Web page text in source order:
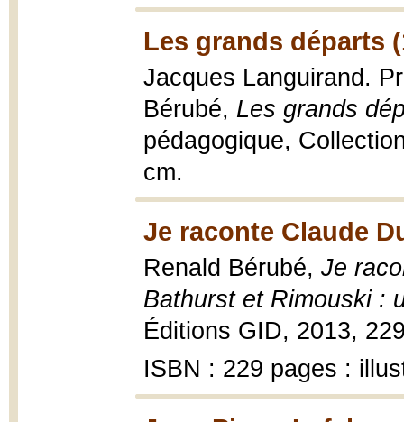
Les grands départs
Jacques Languirand.
Bérubé, Les grands
pédagogique,
cm.
Je raconte Claude
Renald Bérubé, Je
Bathurst et Rimouski :
Éditions GID, 2013,
ISBN : 229 pages :